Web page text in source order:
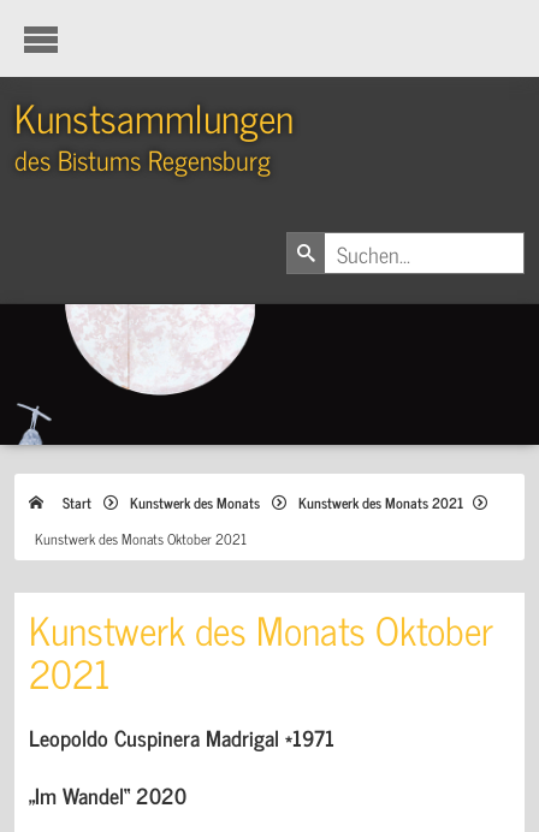
Kunstsammlungen
des Bistums Regensburg
Start Kunstwerk des Monats
Kunstwerk des Monats 2021
Kunstwerk des Monats Oktober 2021
Kunstwerk des Monats Oktober
2021
Leopoldo Cuspinera Madrigal *1971
„Im Wandel“ 2020